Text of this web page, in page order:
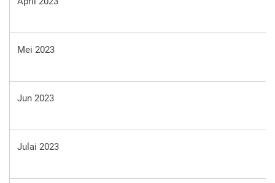
Mei 2023
Jun 2023
Julai 2023